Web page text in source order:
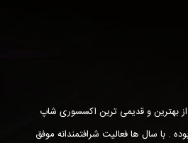
بهترین و قدیمی ترین اکسسوری شاپ
. با سال ها فعالیت شرافتمندانه موفق